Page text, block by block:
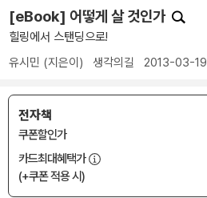
[eBook] 어떻게 살 것인가
힐링에서 스탠딩으로!
유시민 (지은이) 생각의길 2013-03-19
전자책
쿠폰할인가
카드최대혜택가
(+쿠폰 적용 시)